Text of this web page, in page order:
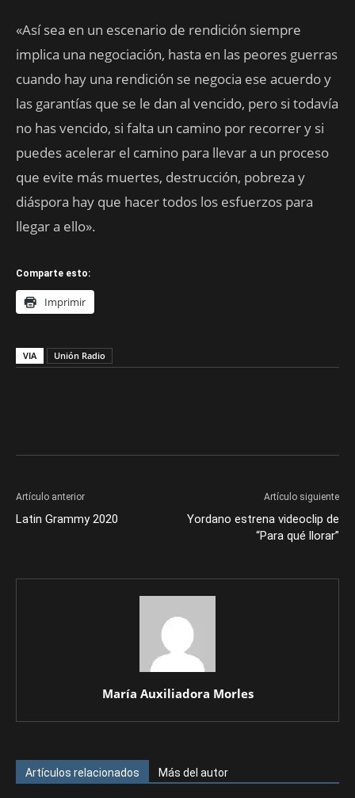
«Así sea en un escenario de rendición siempre
implica una negociación, hasta en las peores guerras
cuando hay una rendición se negocia ese acuerdo y
las garantías que se le dan al vencido, pero si todavía
no has vencido, si falta un camino por recorrer y si
puedes acelerar el camino para llevar a un proceso
que evite más muertes, destrucción, pobreza y
diáspora hay que hacer todos los esfuerzos para
llegar a ello».
Comparte esto:
Imprimir
VIA Unión Radio
Artículo anterior
Latin Grammy 2020
Artículo siguiente
Yordano estrena videoclip de
“Para qué llorar”
María Auxiliadora Morles
Artículos relacionados Más del autor